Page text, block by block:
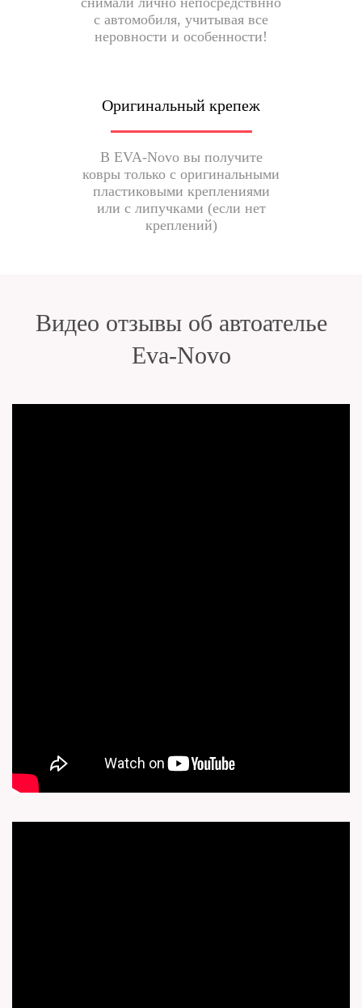
с автомобиля, учитывая все
неровности и особенности!
Оригинальный крепеж
В EVA-Novo вы получите
ковры только с оригинальными
пластиковыми креплениями
или с липучками (если нет
креплений)
Видео отзывы об автоателье
Eva-Novo